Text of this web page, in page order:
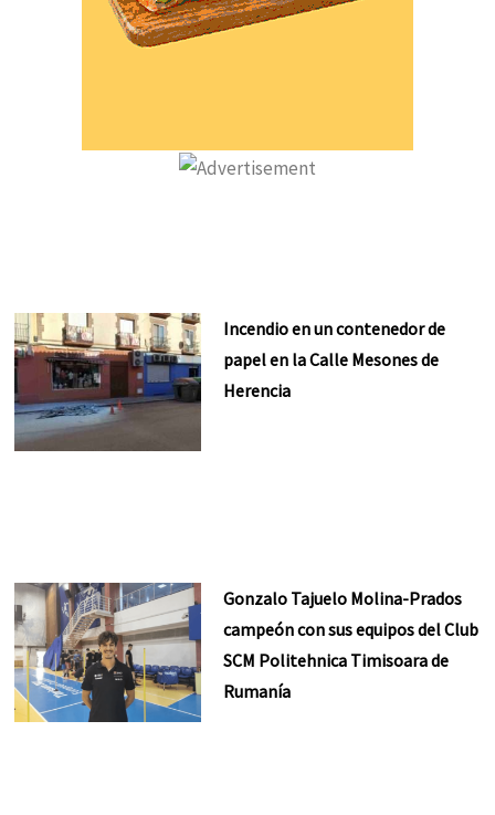
Incendio en un contenedor de
papel en la Calle Mesones de
Herencia
Gonzalo Tajuelo Molina-Prados
campeón con sus equipos del Club
SCM Politehnica Timisoara de
Rumanía